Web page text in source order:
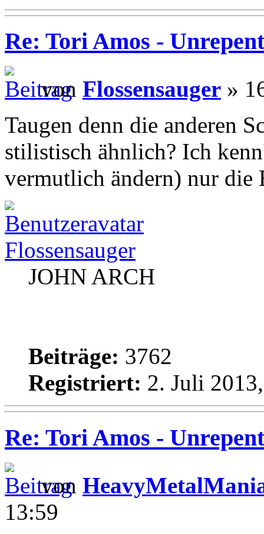
Re: Tori Amos -
von Flossensauger »
Taugen denn die anderen
stilistisch ähnlich? Ich
vermutlich ändern) nur die
Flossensauger
JOHN ARCH
Beiträge: 3762
Registriert: 2. Juli
Re: Tori Amos -
von
13:59